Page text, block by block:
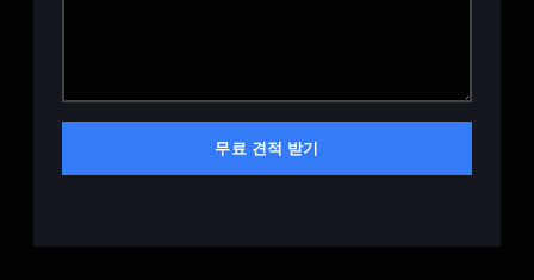
무료 견적 받기